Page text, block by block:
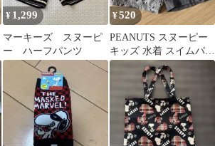
¥ 1,299
マーキーズ スヌーピ
ー ハーフパンツ
¥520
PEANUTS スヌーピー
キッズ 水着 スイムパン
ツ